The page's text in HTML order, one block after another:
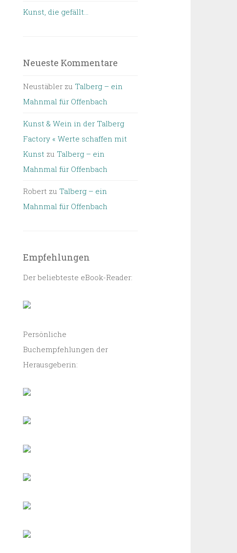
Kunst, die gefällt…
Neueste Kommentare
Neustäbler zu Talberg – ein
Mahnmal für Offenbach
Kunst & Wein in der Talberg
Factory « Werte schaffen mit
Kunst zu Talberg – ein
Mahnmal für Offenbach
Robert zu Talberg – ein
Mahnmal für Offenbach
Empfehlungen
Der beliebteste eBook-Reader:
Persönliche
Buchempfehlungen der
Herausgeberin: